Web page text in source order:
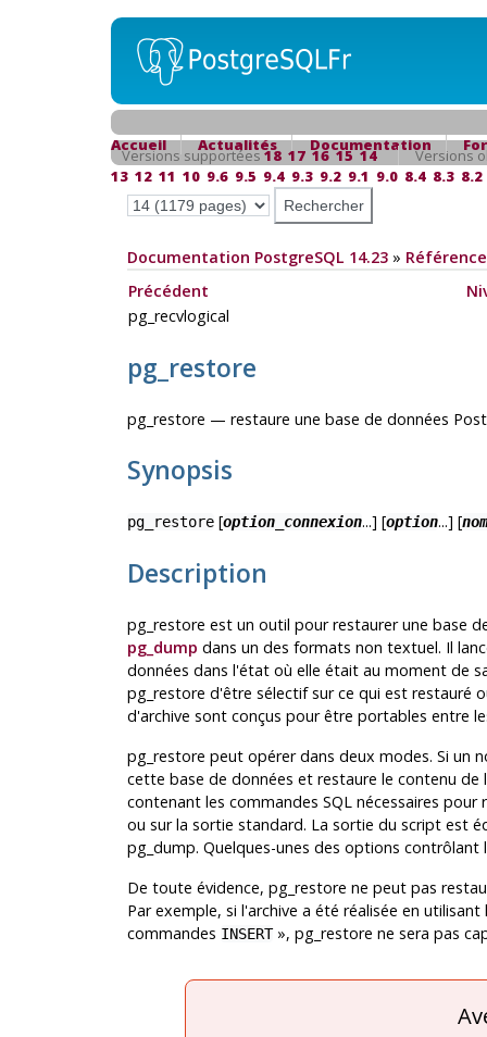
Accueil Actualités Documentation
Versions supportées18 17 16 15 14
Versions
13 12 11 10 9.6 9.5 9.4 9.3 9.2 9.1 9.0 8.4 8.3 8.2
Documentation PostgreSQL 14.23» Référence
Précédent
pg_recvlogical
pg_restore
pg_restore — restaure une base de données
Synopsis
pg_restore[option_connexion...] [option...] [
Description
pg_restore est un outil pour restaurer une base
pg_dump dans un des formats non textuel. Il
données dans l'état où elle était au moment de
pg_restore d'être sélectif sur ce qui est restauré
d'archive sont conçus pour être portables entre
pg_restore peut opérer dans deux modes. Si un
cette base de données et restaure le contenu de
contenant les commandes SQL nécessaires
ou sur la sortie standard. La sortie du script est
pg_dump. Quelques-unes des options
De toute évidence, pg_restore ne peut pas
Par exemple, si l'archive a été réalisée en
commandes INSERT», pg_restore ne sera pas